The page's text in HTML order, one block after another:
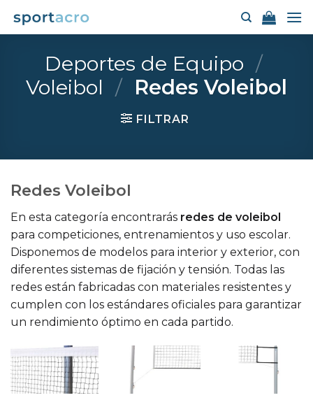
Deportes de Equipo /
Voleibol / Redes Voleibol
FILTRAR
Redes Voleibol
En esta categoría encontrarás redes de voleibol
para competiciones, entrenamientos y uso escolar.
Disponemos de modelos para interior y exterior, con
diferentes sistemas de fijación y tensión. Todas las
redes están fabricadas con materiales resistentes y
cumplen con los estándares oficiales para garantizar
un rendimiento óptimo en cada partido.